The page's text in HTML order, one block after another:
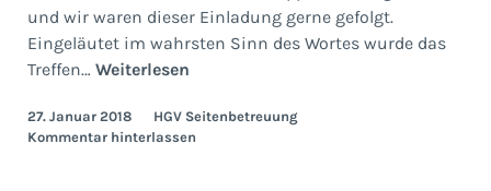
und wir waren dieser Einladung gerne gefolgt.
Eingeläutet im wahrsten Sinn des Wortes wurde das
Treffen… WeiterlesenGeschichtsgruppe
Januar
2018
27. Januar 2018
HGV Seitenbetreuung
Kommentar hinterlassen